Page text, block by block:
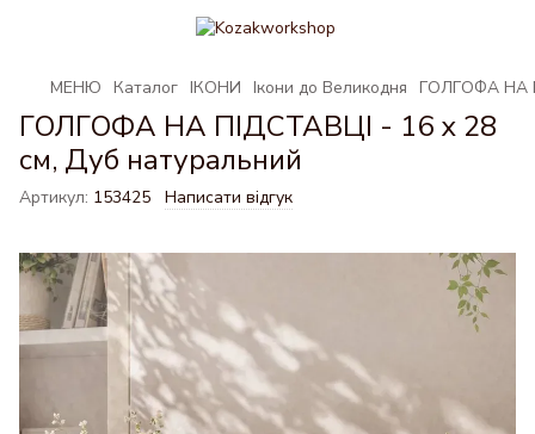
МЕНЮ Каталог ІКОНИ Ікони до Великодня ГОЛГОФА НА
ГОЛГОФА НА ПІДСТАВЦІ - 16 х 28
см, Дуб натуральний
Артикул: 153425 Написати відгук